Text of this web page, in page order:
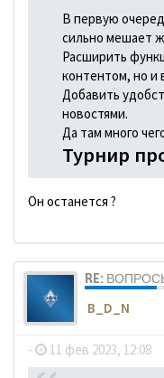
В первую
сильно мешает
Расширить
контентом, но и
Добавить
новостями.
Да там много
Турнир
Он останется ?
RE:
B_D_N
- 11 фев 2023, 12:08